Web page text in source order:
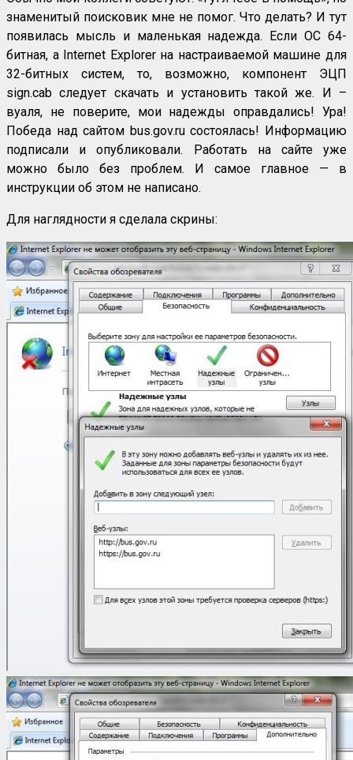
знаменитый поисковик мне не помог. Что делать? И тут
появилась мысль и маленькая надежда. Если ОС 64-
битная, а Internet Explorer на настраиваемой машине для
32-битных систем, то, возможно, компонент ЭЦП
sign.cab следует скачать и установить такой же. И –
вуаля, не поверите, мои надежды оправдались! Ура!
Победа над сайтом bus.gov.ru состоялась! Информацию
подписали и опубликовали. Работать на сайте уже
можно было без проблем. И самое главное — в
инструкции об этом не написано.
Для наглядности я сделала скрины: